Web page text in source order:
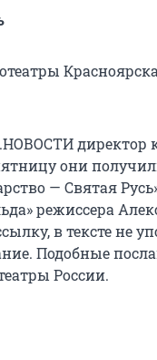
директор
они
— Святая
режиссера
в тексте не
Подобные
России.